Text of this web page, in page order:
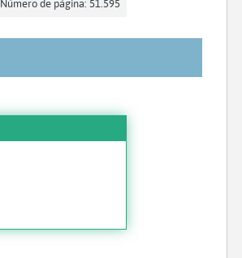
Número de página: 51.595